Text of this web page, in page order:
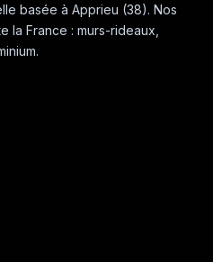
basée à Apprieu (38). Nos
la France : murs-rideaux,